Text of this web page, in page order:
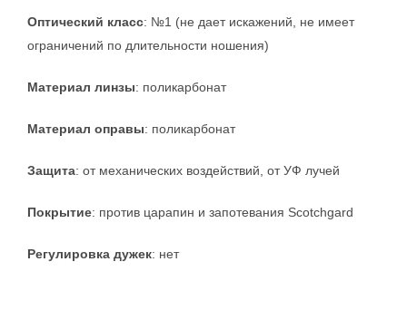
Оптический класс: №1 (не дает искажений, не имеет
ограничений по длительности ношения)
Материал линзы: поликарбонат
Материал оправы: поликарбонат
Защита: от механических воздействий, от УФ лучей
Покрытие: против царапин и запотевания Scotchgard
Регулировка дужек: нет